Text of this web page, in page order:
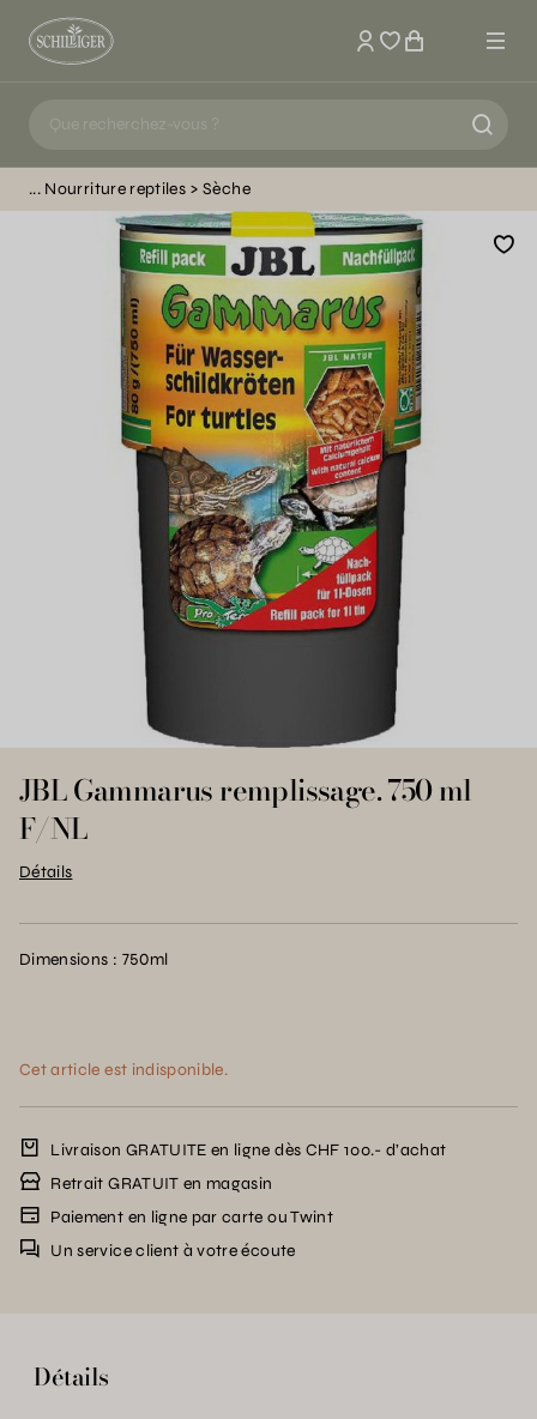
Mon compte
Nourriture reptiles Sèche
JBL Gammarus remplissage. 750 ml
F/NL
Détails
Dimensions : 750ml
Cet article est indisponible.
Livraison GRATUITE en ligne dès CHF 100.- d’achat
Retrait GRATUIT en magasin
Paiement en ligne par carte ou Twint
Un service client à votre écoute
Détails